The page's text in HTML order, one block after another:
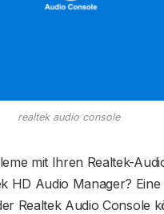
realtek audio console
mit Ihren Realtek-
HD Audio Manager? Eine
Realtek Audio Console